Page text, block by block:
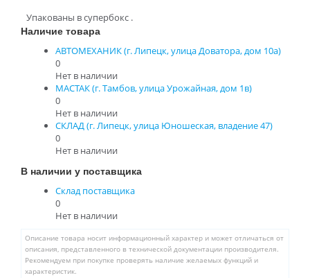
Упакованы в супербокс .
Наличие товара
АВТОМЕХАНИК (г. Липецк, улица Доватора, дом 10а)
0
Нет в наличии
МАСТАК (г. Тамбов, улица Урожайная, дом 1в)
0
Нет в наличии
СКЛАД (г. Липецк, улица Юношеская, владение 47)
0
Нет в наличии
В наличии у поставщика
Склад поставщика
0
Нет в наличии
Описание товара носит информационный характер и может отличаться от
описания, представленного в технической документации производителя.
Рекомендуем при покупке проверять наличие желаемых функций и
характеристик.